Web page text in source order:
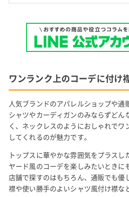
ワンランク上のコーデに付け
人気ブランドのアパレルショップや通
シャツやカーディガンのみならずどん
く、ネックレスのようにおしゃれでワ
してくれるのが魅力です。
トップスに華やかな雰囲気をプラスし
ヤード風のコーデを楽しみたいときに
店舗で探すのはもちろん、通販でも優
襟や使い勝手のよいシャツ風付け襟な